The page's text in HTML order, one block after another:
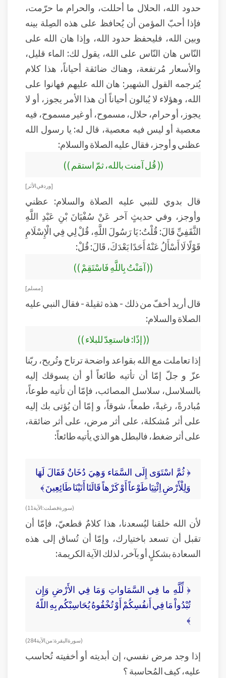
حدود الله، الحلال ما أحللت، والحرام ما حرّمت،
فإذا أحبّ المؤمن أن يُحافظ على هذه الصِلة بينه
وبين الله، فليحفظ حدود الله، وإذا هان الله على
النّاس هان النّاس على الله، يقول لك: الماء قليل،
والأسعار مُرتفعة، وهناك ضائقة أحياناً، هذا كلام
يُترجمه القول الشهير: هان الله عليهم فهانوا على
الله، وهؤلاء لا يُبالون أحياناً أن هذا الأمر يجوز، أو لا
يجوز، أو حرام، حلال، مسموح، أو غير مسموح، فيه
معصية أو ليس فيه معصية، قال له: يا رسول الله
عظني و أوجز، فقال عليه الصلاة والسلام:
(( قُل آمنت بالله، ثمّ استقم ))
[ ورد في الأثر ]
قال بدوي للنبي عليه الصلاة والسلام: عظني
وأوجز، وفي حديثٍ آخر عَنْ سُفْيَانَ بْنِ عَبْدِ اللَّهِ
الثَّقَفِيِّ قَالَ: قُلْتُ: يَا رَسُولَ اللَّهِ، قُلْ لِي فِي الْإِسْلَامِ
قَوْلًا لَا أَسْأَلُ عَنْهُ أَحَدًا بَعْدَكَ، قَالَ: قُلْ:
(( آمَنْتُ بِاللَّهِ فَاسْتَقِمْ ))
[ مسلم ]
قال أريد أخفّ من ذلك - هذه ثقيلة - فقال النبي عليه
الصلاة والسلام:
(( إذًا: فاستعِدّ للبلاء ))
إذا تعاملت مع الله بقواعد واضحة ترتاح وتُريح، ربّنا
عزّ و جلّ إمّا أن تأتيه طائعاً أو أن يسوقك إليه
بالسلاسل، سلاسل المصائب، فإمّا أن تأتيه طوعاً،
مُبادرةً، رغبةً، طمعاً، شوقاً، و إمّا أن يُؤتى بك إليه
على أثر مُشكلة، على أثر مرض، على أثر ضائقة،
على أثر ضغط، فالبطل هو الذي يأتيه طائعاً:
﴿ ثُمَّ اسْتَوَى إِلَى السَّمَاء وَهِيَ دُخَانٌ فَقَالَ لَهَا
وَلِلْأَرْضِ اِئْتِيَا طَوْعاً أَوْ كَرْهاً قَالَتَا أَتَيْنَا طَائِعِينَ ﴾
( سورة فصلت: الآية 11 )
لأن الله خلقنا ليُسعدنا، هذا كلامٌ قطعيّ، فإمّا أن
تقبل أن تسعد باختيارك، وإمّا أن تُساق إلى هذه
السعادة بشكلٍ أو بآخر، لذلك الآية الكريمة:
﴿ لِّلَّهِ ما فِي السَّمَاواتِ وَمَا فِي الأَرْضِ وَإِن
تُبْدُواْ مَا فِي أَنفُسِكُمْ أَوْ تُخْفُوهُ يُحَاسِبْكُم بِهِ اللّهُ
﴾
( سورة البقرة: من الآية 284 )
إذا وجد مرض نفسي، إن أبديته أو أخفيته تُحاسب
عليه، كيف المُحاسبة ؟